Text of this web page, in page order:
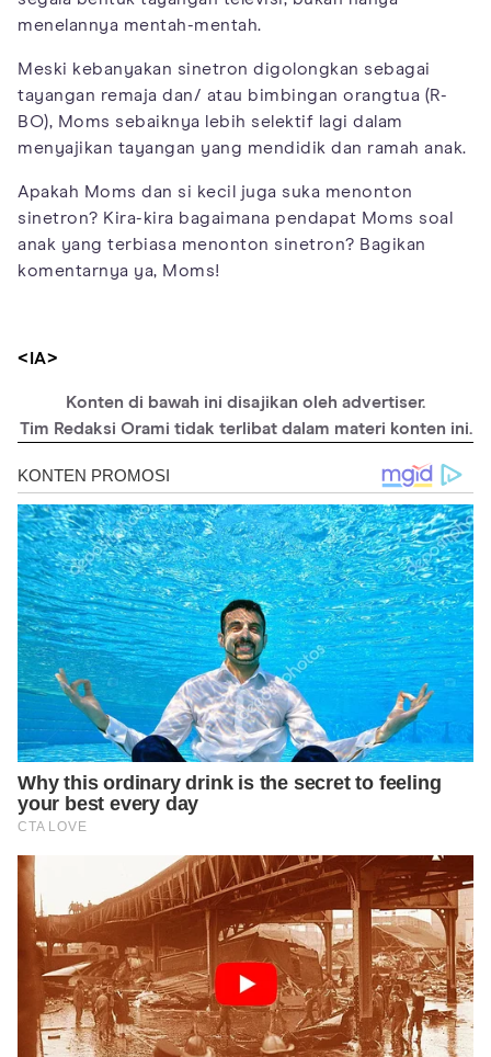
menelannya mentah-mentah.
Meski kebanyakan sinetron digolongkan sebagai
tayangan remaja dan/ atau bimbingan orangtua (R-
BO), Moms sebaiknya lebih selektif lagi dalam
menyajikan tayangan yang mendidik dan ramah anak.
Apakah Moms dan si kecil juga suka menonton
sinetron? Kira-kira bagaimana pendapat Moms soal
anak yang terbiasa menonton sinetron? Bagikan
komentarnya ya, Moms!
<IA>
Konten di bawah ini disajikan oleh advertiser.
Tim Redaksi Orami tidak terlibat dalam materi konten ini.